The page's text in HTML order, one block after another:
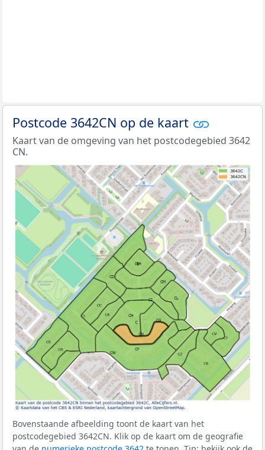
Postcode 3642CN op de kaart
Kaart van de omgeving van het postcodegebied 3642
CN.
Bovenstaande afbeelding toont de kaart van het
postcodegebied 3642CN. Klik op de kaart om de geografie